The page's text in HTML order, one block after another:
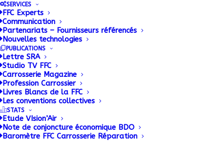
SERVICES
FFC Experts
Communication
Partenariats – Fournisseurs référencés
Nouvelles technologies
PUBLICATIONS
Lettre SRA
Studio TV FFC
Carrosserie Magazine
Profession Carrossier
Livres Blancs de la FFC
Les conventions collectives
STATS
Etude VIsion’Air
Note de conjoncture économique BDO
Baromètre FFC Carrosserie Réparation